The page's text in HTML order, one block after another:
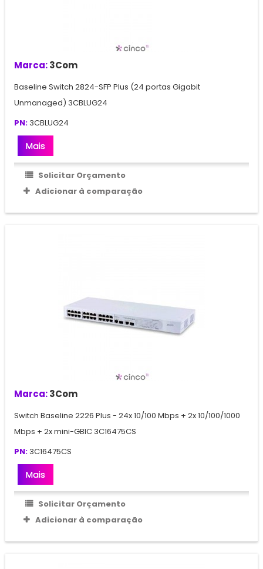
Marca:3Com
Baseline Switch 2824-SFP Plus (24 portas Gigabit
Unmanaged) 3CBLUG24
PN: 3CBLUG24
Mais
Solicitar Orçamento
Adicionar à comparação
Marca:3Com
Switch Baseline 2226 Plus - 24x 10/100 Mbps + 2x 10/100/1000
Mbps + 2x mini-GBIC 3C16475CS
PN: 3C16475CS
Mais
Solicitar Orçamento
Adicionar à comparação